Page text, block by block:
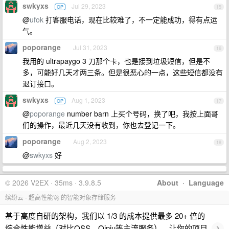
15
swkyxs OP Jul 29, 2023
@ufok 打客服电话，现在比较难了，不一定能成功，得有点运
气。
16
poporange Jul 31, 2023
我用的 ultrapaygo 3 刀那个卡，也是接到垃圾短信，但是不
多，可能好几天才两三条。但是很恶心的一点，这些短信都没有
退订接口。
17
swkyxs OP Aug 1, 2023
@poporange number barn 上买个号码，换了吧，我按上面哥
们的操作，最近几天没有收到，你也去登记一下。
18
poporange Aug 2, 2023
@swkyxs 好
About · Language
© 2026 V2EX · 35ms · 3.9.8.5
缤纷云 - 超高性能🚀 的智能对象存储服务
基于高度自研的架构，我们以 1/3 的成本提供最多 20+ 倍的